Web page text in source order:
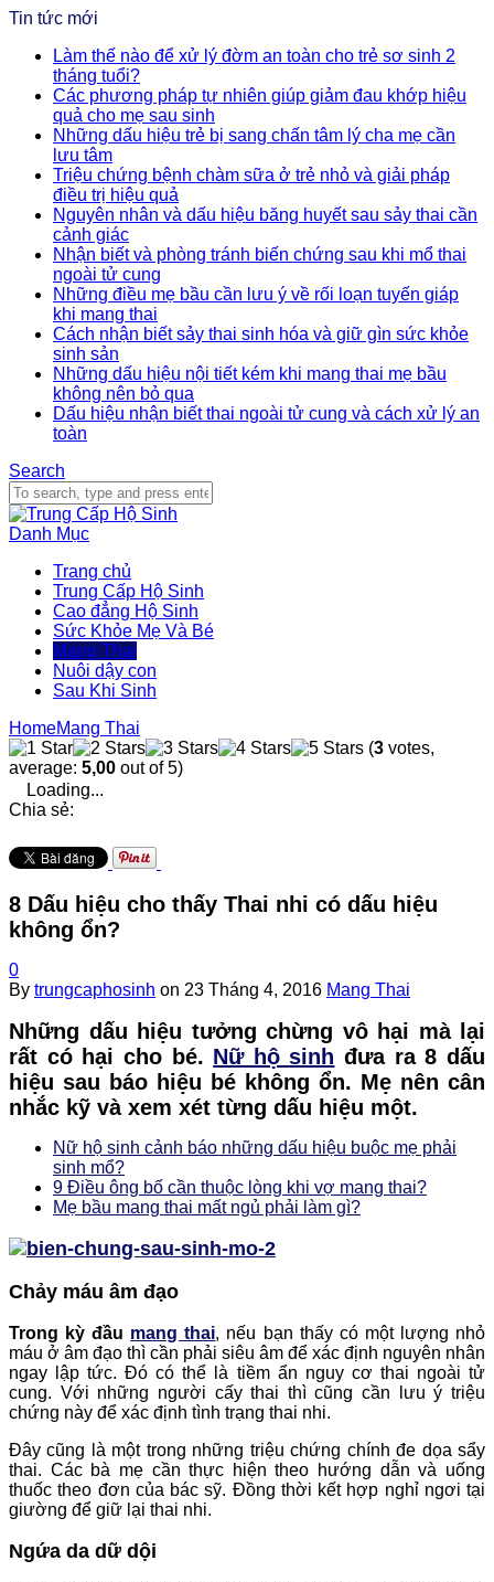
Tin tức mới
Làm thế nào để xử lý đờm an toàn cho trẻ sơ sinh 2
tháng tuổi?
Các phương pháp tự nhiên giúp giảm đau khớp hiệu
quả cho mẹ sau sinh
Những dấu hiệu trẻ bị sang chấn tâm lý cha mẹ cần
lưu tâm
Triệu chứng bệnh chàm sữa ở trẻ nhỏ và giải pháp
điều trị hiệu quả
Nguyên nhân và dấu hiệu băng huyết sau sảy thai cần
cảnh giác
Nhận biết và phòng tránh biến chứng sau khi mổ thai
ngoài tử cung
Những điều mẹ bầu cần lưu ý về rối loạn tuyến giáp
khi mang thai
Cách nhận biết sảy thai sinh hóa và giữ gìn sức khỏe
sinh sản
Những dấu hiệu nội tiết kém khi mang thai mẹ bầu
không nên bỏ qua
Dấu hiệu nhận biết thai ngoài tử cung và cách xử lý an
toàn
Search
Danh Mục
Trang chủ
Trung Cấp Hộ Sinh
Cao đẳng Hộ Sinh
Sức Khỏe Mẹ Và Bé
Mang Thai
Nuôi dậy con
Sau Khi Sinh
HomeMang Thai
(3 votes,
average: 5,00 out of 5)
Loading...
Chia sẻ:
8 Dấu hiệu cho thấy Thai nhi có dấu hiệu
không ổn?
0
By trungcaphosinh on 23 Tháng 4, 2016 Mang Thai
Những dấu hiệu tưởng chừng vô hại mà lại
rất có hại cho bé. Nữ hộ sinh đưa ra 8 dấu
hiệu sau báo hiệu bé không ổn. Mẹ nên cân
nhắc kỹ và xem xét từng dấu hiệu một.
Nữ hộ sinh cảnh báo những dấu hiệu buộc mẹ phải
sinh mổ?
9 Điều ông bố cần thuộc lòng khi vợ mang thai?
Mẹ bầu mang thai mất ngủ phải làm gì?
Chảy máu âm đạo
Trong kỳ đầu mang thai, nếu bạn thấy có một lượng nhỏ
máu ở âm đạo thì cần phải siêu âm để xác định nguyên nhân
ngay lập tức. Đó có thể là tiềm ẩn nguy cơ thai ngoài tử
cung. Với những người cấy thai thì cũng cần lưu ý triệu
chứng này để xác định tình trạng thai nhi.
Đây cũng là một trong những triệu chứng chính đe dọa sẩy
thai. Các bà mẹ cần thực hiện theo hướng dẫn và uống
thuốc theo đơn của bác sỹ. Đồng thời kết hợp nghỉ ngơi tại
giường để giữ lại thai nhi.
Ngứa da dữ dội